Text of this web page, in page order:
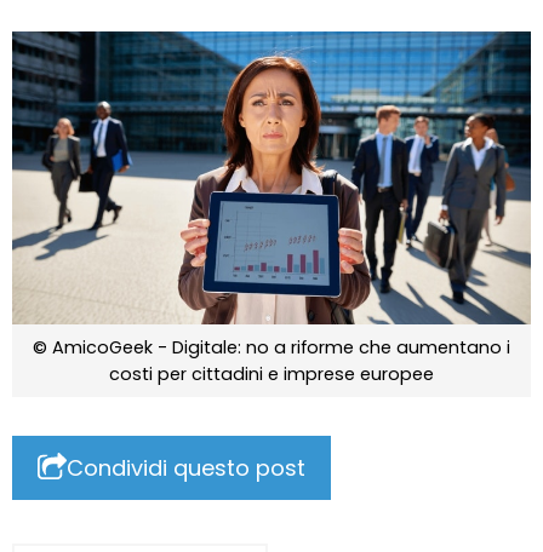
© AmicoGeek - Digitale: no a riforme che aumentano i
costi per cittadini e imprese europee
Condividi questo post